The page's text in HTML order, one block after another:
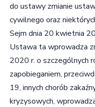
do ustawy zmianie
cywilnego oraz
Sejm dnia 20 kwietnia
Ustawa ta wprowadza
2020 r. o szczególnych
zapobieganiem,
19, innych chorób
kryzysowych,